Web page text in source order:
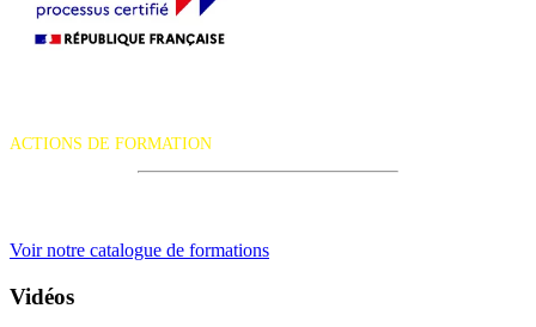
ACTIONS DE FORMATION
Voir notre catalogue de formations
Vidéos